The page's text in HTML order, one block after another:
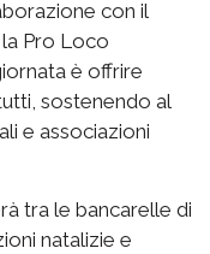
con il
Pro Loco
è offrire
sostenendo al
e associazioni
tra le bancarelle di
natalizie e